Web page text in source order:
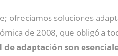
soluciones
de 2008, que obligó a
adaptación son